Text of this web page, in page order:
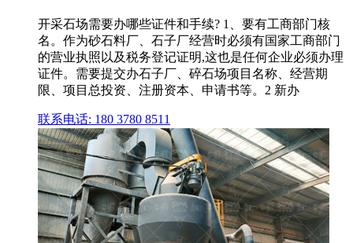
开采石场需要办哪些证件和手续? 1、要有工商部门核
名。作为砂石料厂、石子厂经营时必须有国家工商部门
的营业执照以及税务登记证明,这也是任何企业必须办理
证件。需要提交办石子厂、碎石场项目名称、经营期
限、项目总投资、注册资本、申请书等。2 新办
联系电话: 180 3780 8511